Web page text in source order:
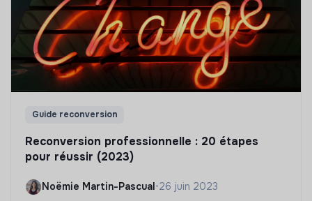
Guide reconversion
Reconversion professionnelle : 20 étapes
pour réussir (2023)
Noëmie Martin-Pascual•26 juin 2023